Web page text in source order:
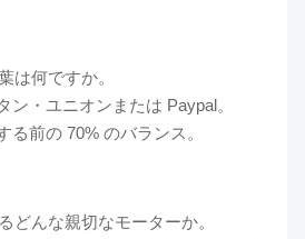
は何ですか。
ン・ユニオンまたは Paypal。
る前の 70% のバランス。
どんな親切なモーターか。